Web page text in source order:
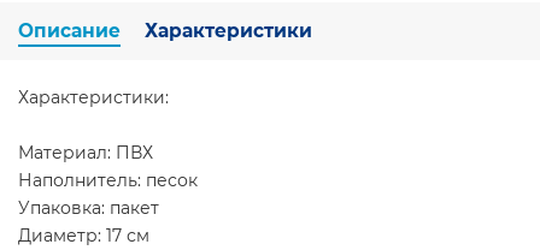
Описание Характеристики
Характеристики:
Материал: ПВХ
Наполнитель: песок
Упаковка: пакет
Диаметр: 17 см